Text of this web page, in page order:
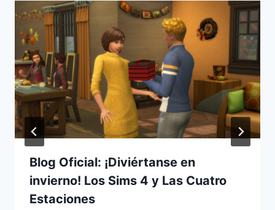
Blog Oficial: ¡Diviértanse en
invierno! Los Sims 4 y Las Cuatro
Estaciones